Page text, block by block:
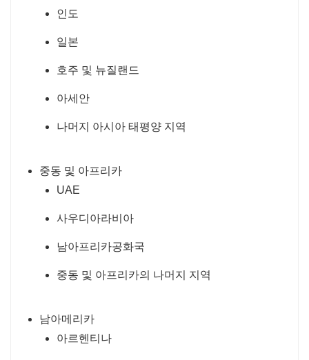
인도
일본
호주 및 뉴질랜드
아세안
나머지 아시아 태평양 지역
중동 및 아프리카
UAE
사우디아라비아
남아프리카공화국
중동 및 아프리카의 나머지 지역
남아메리카
아르헨티나